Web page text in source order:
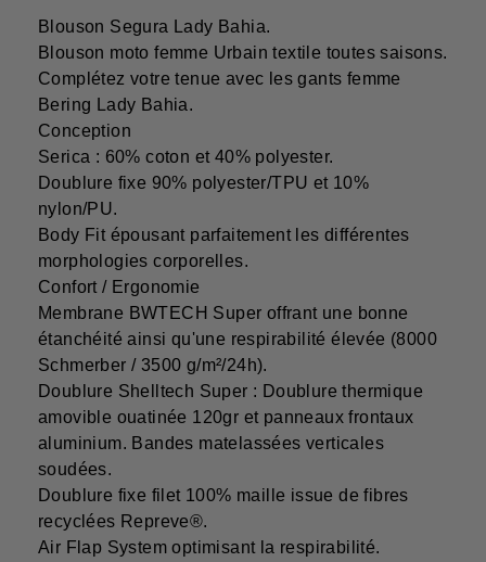
Blouson Segura Lady Bahia.
Blouson moto femme Urbain textile toutes saisons.
Complétez votre tenue avec les gants femme
Bering Lady Bahia.
Conception
Serica : 60% coton et 40% polyester.
Doublure fixe 90% polyester/TPU et 10%
nylon/PU.
Body Fit épousant parfaitement les différentes
morphologies corporelles.
Confort / Ergonomie
Membrane BWTECH Super offrant une bonne
étanchéité ainsi qu'une respirabilité élevée (8000
Schmerber / 3500 g/m²/24h).
Doublure Shelltech Super : Doublure thermique
amovible ouatinée 120gr et panneaux frontaux
aluminium. Bandes matelassées verticales
soudées.
Doublure fixe filet 100% maille issue de fibres
recyclées Repreve®.
Air Flap System optimisant la respirabilité.